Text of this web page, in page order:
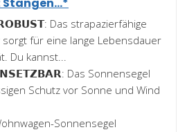
Das strapazierfähige
für eine lange Lebensdauer
Du kannst...
Das Sonnensegel
Schutz vor Sonne und Wind
Sonnensegel